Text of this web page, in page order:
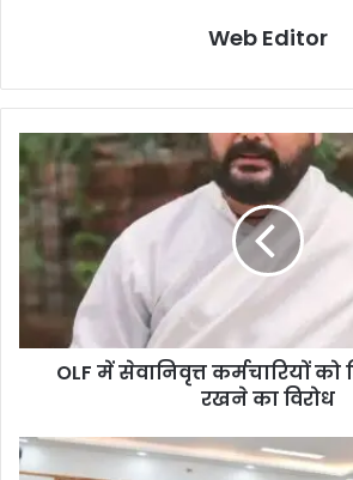
Web Editor
OLF में सेवानिवृत्त कर्मचारियों
रखने का विरोध